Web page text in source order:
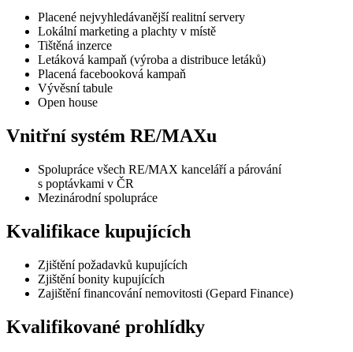
Placené nejvyhledávanější realitní servery
Lokální marketing a plachty v místě
Tištěná inzerce
Letáková kampaň (výroba a distribuce letáků)
Placená facebooková kampaň
Vývěsní tabule
Open house
Vnitřní systém RE/MAXu
Spolupráce všech RE/MAX kanceláří a párování
s poptávkami v ČR
Mezinárodní spolupráce
Kvalifikace kupujících
Zjištění požadavků kupujících
Zjištění bonity kupujících
Zajištění financování nemovitosti (Gepard Finance)
Kvalifikované prohlídky